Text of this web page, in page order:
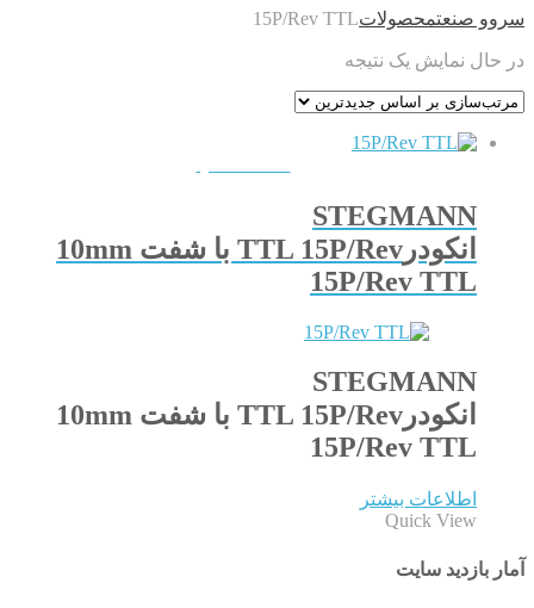
سروو صنعتمحصولات15P/Rev TTL
در حال نمایش یک نتیجه
STEGMANN
انکودرTTL 15P/Rev با شفت 10mm
15P/Rev TTL
STEGMANN
انکودرTTL 15P/Rev با شفت 10mm
15P/Rev TTL
اطلاعات بیشتر
Quick View
آمار بازدید سایت